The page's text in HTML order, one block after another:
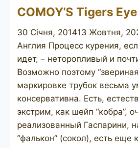
COMOY’S Tigers
30 Січня, 201413 Жовтня,
Англия Процесс курения,
идет, – неторопливый и
Возможно поэтому
маркировке трубок весьма
консервативна. Есть,
экстрим, как шейп “кобра”,
реализованный Гаспарини,
“фалькон” (сокол), есть еще